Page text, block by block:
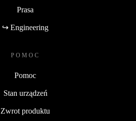
Prasa
↪ Engineering
POMOC
Pomoc
Stan urządzeń
Zwrot produktu